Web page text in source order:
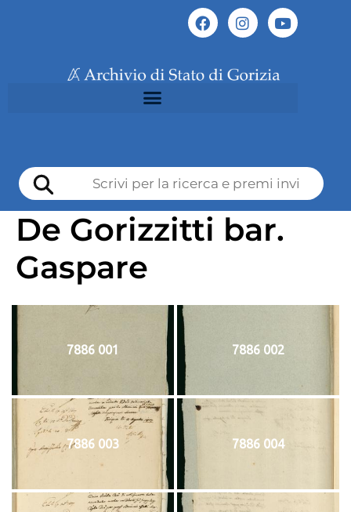
De Gorizzitti bar.
Gaspare
7886 001 7886 002
7886 003 7886 004